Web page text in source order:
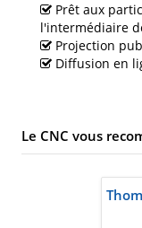
Prêt aux
l'intermédiaire
Projection
Diffusion en
Le CNC vous